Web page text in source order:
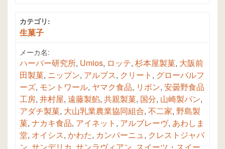
カテゴリ:
生菓子
メーカ名:
ハーバー研究所, Umios, ロッテ, 杉本屋製菓, 大阪前
田製菓, ニップン, アルプス, クリート , グローバルフ
ーズ, モントワール, ヤマク食品, リボン, 安曇野食品
工房, 井村屋, 遠藤製餡, 共親製菓, 国分, 山崎製パン,
アダチ製菓, 大山乳業農業協同組合, 不二家, 野島製
菓, ナカキ食品, アイネット , アルブレーヴ, あわしま
堂, オイシス, かわた, カンパーニュ, クレストジャパ